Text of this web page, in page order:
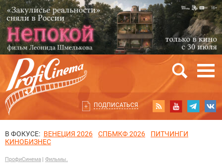
ПОДПИСАТЬСЯ
В ФОКУСЕ: ВЕНЕЦИЯ 2026 СПБМКФ 2026
ПИТЧИНГИ
КИНОБИЗНЕС
ПрофиСинема Фильмы.